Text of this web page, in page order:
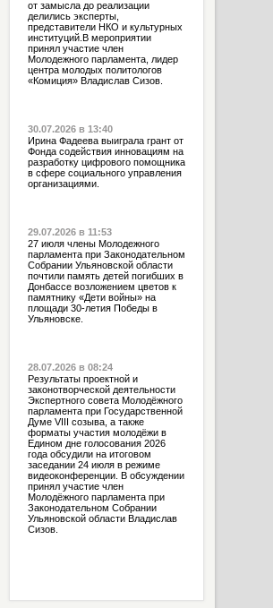
от замысла до реализации
делились эксперты,
представители НКО и культурных
институций.В мероприятии
принял участие член
Молодежного парламента, лидер
центра молодых политологов
«Комиция» Владислав Сизов.
30.07.2026 в 13:40
Ирина Фадеева выиграла грант от
Фонда содействия инновациям на
разработку цифрового помощника
в сфере социального управления
организациями.
29.07.2026 в 11:53
27 июля члены Молодежного
парламента при Законодательном
Собрании Ульяновской области
почтили память детей погибших в
Донбассе возложением цветов к
памятнику «Дети войны» на
площади 30-летия Победы в
Ульяновске.
28.07.2026 в 08:24
Результаты проектной и
законотворческой деятельности
Экспертного совета Молодёжного
парламента при Государственной
Думе VIII созыва, а также
форматы участия молодёжи в
Едином дне голосования 2026
года обсудили на итоговом
заседании 24 июля в режиме
видеоконференции. В обсуждении
принял участие член
Молодёжного парламента при
Законодательном Собрании
Ульяновской области Владислав
Сизов.